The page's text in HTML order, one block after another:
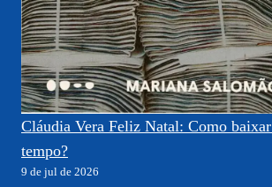
Cláudia Vera Feliz Natal: Como
tempo?
9 de jul de 2026